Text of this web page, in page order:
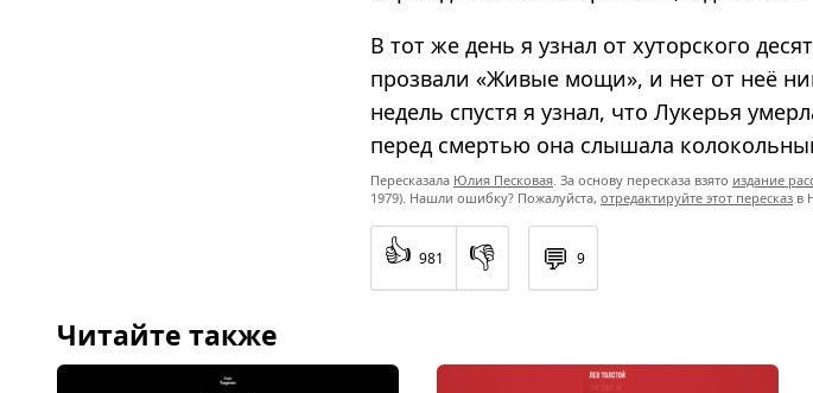
В тот же день я узнал от хуторского
прозвали «Живые мощи», и нет от неё
недель спустя я узнал, что Лукерья
перед смертью она слышала
Пересказала Юлия Песковая . За основу пересказа взято издание
1979). Нашли ошибку? Пожалуйста, отредактируйте этот пересказ в
👍 981 👎 💬 9
Читайте также